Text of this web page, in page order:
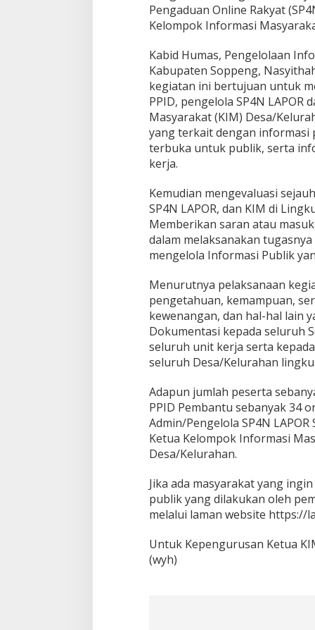
P
O
R
Pengaduan Online Rakyat
Kelompok Informasi
Kabid Humas, Pengelolaan
Kabupaten Soppeng,
kegiatan ini bertujuan untuk
PPID, pengelola SP4N
Masyarakat (KIM) Desa/
yang terkait dengan informasi
terbuka untuk publik, serta
kerja.
Kemudian mengevaluasi
SP4N LAPOR, dan KIM di
Memberikan saran atau
dalam melaksanakan
mengelola Informasi Publik
Menurutnya pelaksanaan
pengetahuan, kemampuan,
kewenangan, dan hal-hal lain
Dokumentasi kepada seluruh
seluruh unit kerja serta
seluruh Desa/Kelurahan
Adapun jumlah peserta
PPID Pembantu sebanyak 34
Admin/Pengelola SP4N
Ketua Kelompok Informasi
Desa/Kelurahan.
Jika ada masyarakat yang
publik yang dilakukan oleh
melalui laman website https://
Untuk Kepengurusan Ketua
(wyh)